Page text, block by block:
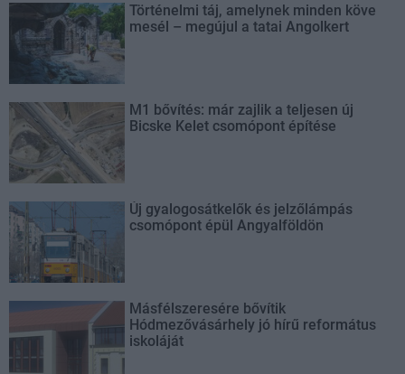
Történelmi táj, amelynek minden köve
mesél – megújul a tatai Angolkert
M1 bővítés: már zajlik a teljesen új
Bicske Kelet csomópont építése
Új gyalogosátkelők és jelzőlámpás
csomópont épül Angyalföldön
Másfélszeresére bővítik
Hódmezővásárhely jó hírű református
iskoláját